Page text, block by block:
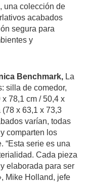
, una colección de
acabados
segura para
y
Benchmark, La
silla de comedor,
78,1 cm / 50,4 x
x 63,1 x 73,3
varían, todas
comparten los
“Esta serie es una
Cada pieza
elaborada para ser
Mike Holland, jefe